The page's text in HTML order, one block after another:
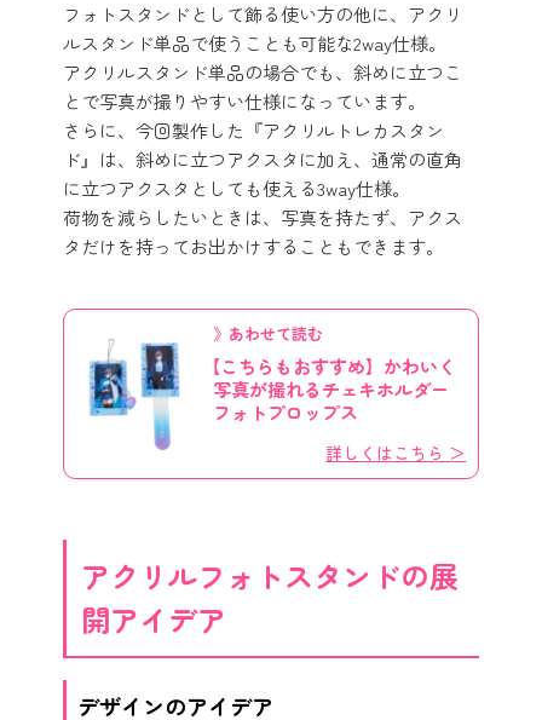
フォトスタンドとして飾る使い方の他に、アクリ
ルスタンド単品で使うことも可能な2way仕様。
アクリルスタンド単品の場合でも、斜めに立つこ
とで写真が撮りやすい仕様になっています。
さらに、今回製作した『アクリルトレカスタン
ド』は、斜めに立つアクスタに加え、通常の直角
に立つアクスタとしても使える3way仕様。
荷物を減らしたいときは、写真を持たず、アクス
タだけを持ってお出かけすることもできます。
》あわせて読む
【こちらもおすすめ】かわいく
写真が撮れるチェキホルダー
フォトプロップス
詳しくはこちら ＞
アクリルフォトスタンドの展
開アイデア
デザインのアイデア